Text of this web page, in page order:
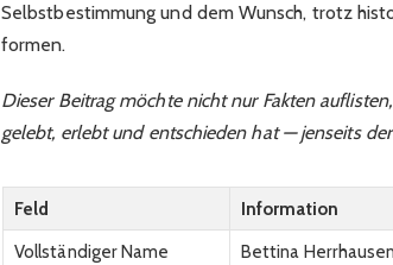
Selbstbestimmung und dem Wunsch, trotz
formen.
Dieser Beitrag möchte nicht nur Fakten
gelebt, erlebt und entschieden hat — jenseits
Feld
Information
Vollständiger Name
Bettina Herrhausen